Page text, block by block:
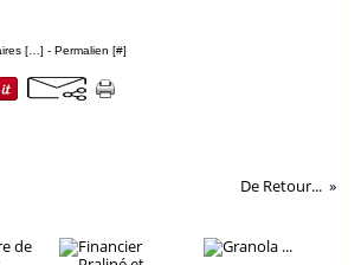
[ ] - Permalien [#]
De Retour...